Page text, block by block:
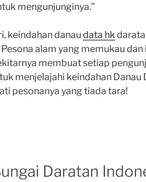
mengunjunginya.”
keindahan danau data hk
alam yang memukau
membuat setiap
menjelajahi keindahan Danau
pesonanya yang tiada tara!
Daratan